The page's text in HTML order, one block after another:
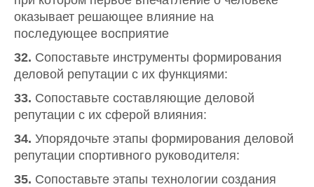
оказывает решающее влияние на
последующее восприятие
32. Сопоставьте инструменты формирования
деловой репутации с их функциями:
33. Сопоставьте составляющие деловой
репутации с их сферой влияния:
34. Упорядочьте этапы формирования деловой
репутации спортивного руководителя:
35. Сопоставьте этапы технологии создания